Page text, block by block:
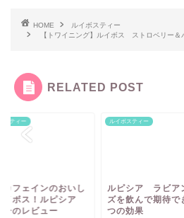
HOME
ルイボスティー
【トワイニング】ルイボス ストロベリー＆
RELATED POST
スティー
カフェインのおいし
イボス！ルピシア
ーのレビュー
ルイボスティー
ルピシア ラビア
ズを飲んで期待で
つの効果